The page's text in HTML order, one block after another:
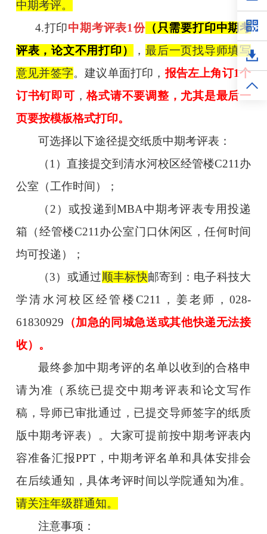
中期考评。
4.打印中期考评表1份（只需要打印中期考
评表，论文不用打印）
，最后一页找导师填写
意见并签字。建议单面打印，报告左上角订1个
订书钉即可 ，格式请不要调整，尤其是最后一
页要按模板格式打印。
可选择以下途径提交纸质中期考评表：
（1）直接提交到清水河校区经管楼C211办
公室（工作时间）；
（2 ）或投递到 MBA中期考评表专用投递
箱（经管楼C211办公室门口休闲区，任何时间
均可投递）；
（3）或通过顺丰标快邮寄到：电子科技大
学清水河校区经管楼C211 ，姜老师，028-
61830929 （加急的同城急送或其他快递无法接
收）。
最终参加中期考评的名单以收到的合格申
请为准（系统已提交中期考评表和论文写作
稿，导师已审批通过，已提交导师签字的纸质
版中期考评表）。大家可提前按中期考评表内
容准备汇报PPT，中期考评名单和具体安排会
在后续通知，具体考评时间以学院通知为准。
请关注年级群通知。
注意事项：